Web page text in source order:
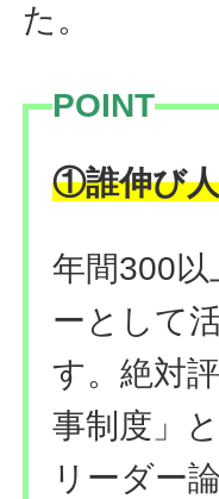
た。
POINT
①誰伸び
年間300
ーとして
す。絶対
事制度」
リーダー